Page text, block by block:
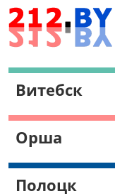
Витебск
Орша
Полоцк